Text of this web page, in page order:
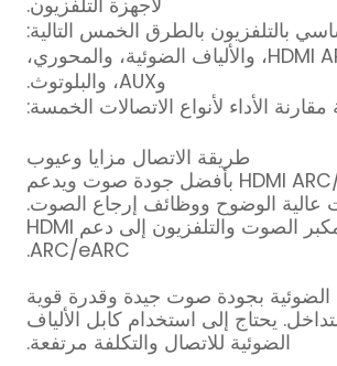
بالتلفزيون بالطرق الخمس التالية:
HDMI ARC/eARC، والألياف الضوئية، والمحوري،
وAUX، والبلوتوث.
الأداء لأنواع الاتصالات الخمسة:
طريقة الاتصال مزايا وعيوب
يتمتع HDMI ARC/eARC بأفضل جودة صوت ويدعم
عالية الوضوح ووظائف إرجاع الصوت.
يحتاج كل من مكبر الصوت والتلفزيون إلى دعم HDMI
ARC/eARC.
الضوئية بجودة صوت جيدة وقدرة قوية
يحتاج إلى استخدام كابل الألياف
الضوئية للاتصال والتكلفة مرتفعة.